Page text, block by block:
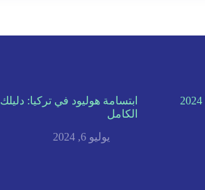
ابتسامة هوليود في تركيا: دليلك
الكامل
يوليو 6, 2024